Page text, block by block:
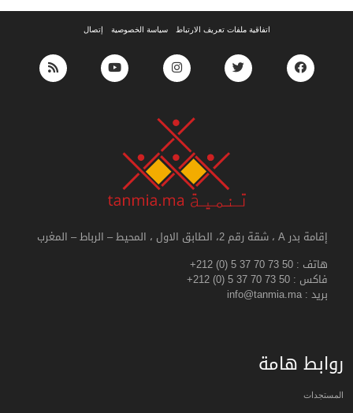
اتفاقية ملفات تعريف الارتباط سياسة الخصوصية إتصال
إقامة بدر A ، شقة رقم 2، الطابق الاول ، المحيط – الرباط – المغرب
هاتف : +212 (0) 5 37 70 73 50
فاكس : +212 (0) 5 37 70 73 50
بريد : info@tanmia.ma
روابط هامة
المستجدات